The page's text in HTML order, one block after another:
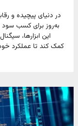
در دنیای پیچیده و
به‌روز برای کسب
این ابزارها،
کمک کند تا عملکرد